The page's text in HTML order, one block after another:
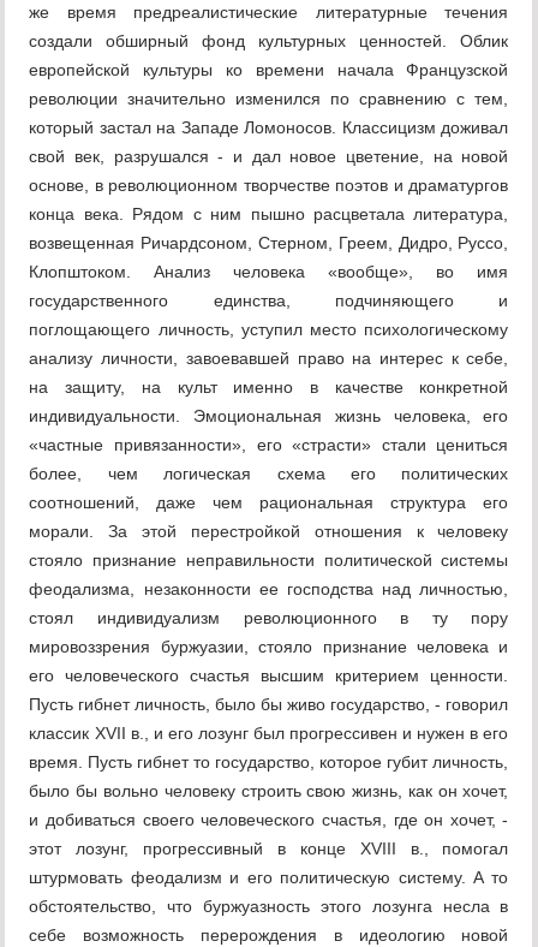
же время предреалистические литературные течения
создали обширный фонд культурных ценностей. Облик
европейской культуры ко времени начала Французской
революции значительно изменился по сравнению с тем,
который застал на Западе Ломоносов. Классицизм доживал
свой век, разрушался - и дал новое цветение, на новой
основе, в революционном творчестве поэтов и драматургов
конца века. Рядом с ним пышно расцветала литература,
возвещенная Ричардсоном, Стерном, Греем, Дидро, Руссо,
Клопштоком. Анализ человека «вообще», во имя
государственного единства, подчиняющего и
поглощающего личность, уступил место психологическому
анализу личности, завоевавшей право на интерес к себе,
на защиту, на культ именно в качестве конкретной
индивидуальности. Эмоциональная жизнь человека, его
«частные привязанности», его «страсти» стали цениться
более, чем логическая схема его политических
соотношений, даже чем рациональная структура его
морали. За этой перестройкой отношения к человеку
стояло признание неправильности политической системы
феодализма, незаконности ее господства над личностью,
стоял индивидуализм революционного в ту пору
мировоззрения буржуазии, стояло признание человека и
его человеческого счастья высшим критерием ценности.
Пусть гибнет личность, было бы живо государство, - говорил
классик XVII в., и его лозунг был прогрессивен и нужен в его
время. Пусть гибнет то государство, которое губит личность,
было бы вольно человеку строить свою жизнь, как он хочет,
и добиваться своего человеческого счастья, где он хочет, -
этот лозунг, прогрессивный в конце XVIII в., помогал
штурмовать феодализм и его политическую систему. А то
обстоятельство, что буржуазность этого лозунга несла в
себе возможность перерождения в идеологию новой